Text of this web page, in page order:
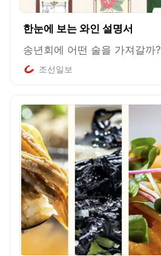
한눈에 보는 와인 설명서
송년회에 어떤 술을 가져갈까?
조선일보